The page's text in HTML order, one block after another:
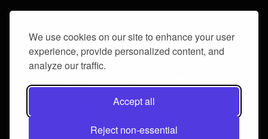
We use cookies on our site to enhance your user
experience, provide personalized content, and
analyze our traffic.
Accept all
Reject non-essential
Kontaktieren Sie uns